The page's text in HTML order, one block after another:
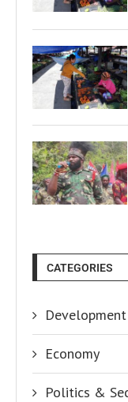
CATEGORIES
Development
Economy
Politics &